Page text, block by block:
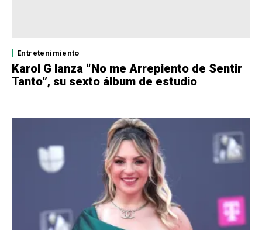
Entretenimiento
Karol G lanza “No me Arrepiento de Sentir
Tanto”, su sexto álbum de estudio